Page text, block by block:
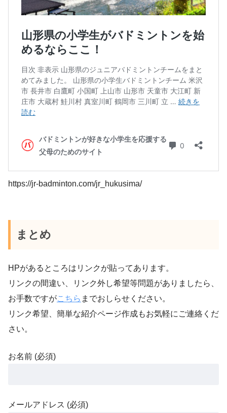
https://jr-badminton.com/jr_hukusima/
まとめ
HPがあるところはリンクが貼ってあります。
リンクの間違い、リンク外し希望等問題がありましたら、
お手数ですがこちら までおしらせください。
リンク希望、簡単な紹介ページ作成もお気軽にご連絡くだ
さい。
お名前 (必須)
メールアドレス (必須)